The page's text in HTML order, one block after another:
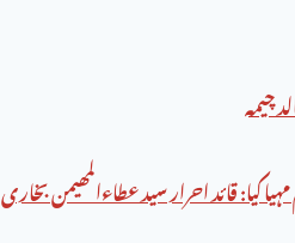
چیمہ
قائد احرار سید عطاءالمھیمن بخاری